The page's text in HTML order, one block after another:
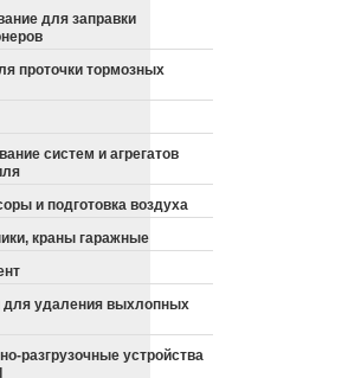
для заправки
проточки тормозных
систем и агрегатов
и подготовка воздуха
краны гаражные
удаления выхлопных
разгрузочные устройства